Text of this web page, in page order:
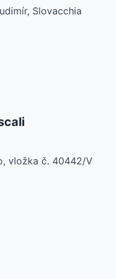
Slovacchia
vložka č. 40442/V